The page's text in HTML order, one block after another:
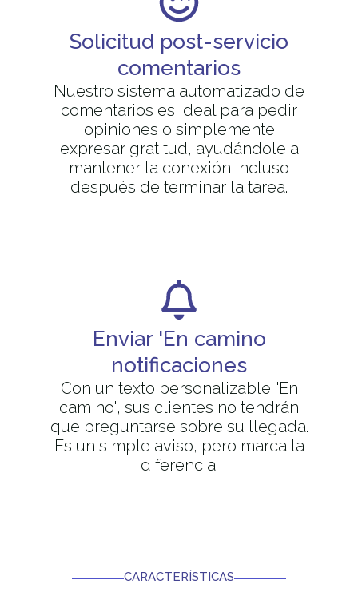
Solicitud post-servicio
comentarios
Nuestro sistema automatizado de
comentarios es ideal para pedir
opiniones o simplemente
expresar gratitud, ayudándole a
mantener la conexión incluso
después de terminar la tarea.
Enviar 'En camino
notificaciones
Con un texto personalizable "En
camino", sus clientes no tendrán
que preguntarse sobre su llegada.
Es un simple aviso, pero marca la
diferencia.
CARACTERÍSTICAS